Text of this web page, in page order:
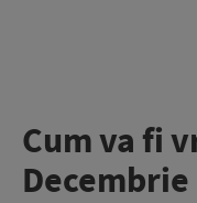
Cum va fi
Decembrie